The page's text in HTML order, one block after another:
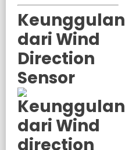
Keunggulan
dari Wind
Direction
Sensor